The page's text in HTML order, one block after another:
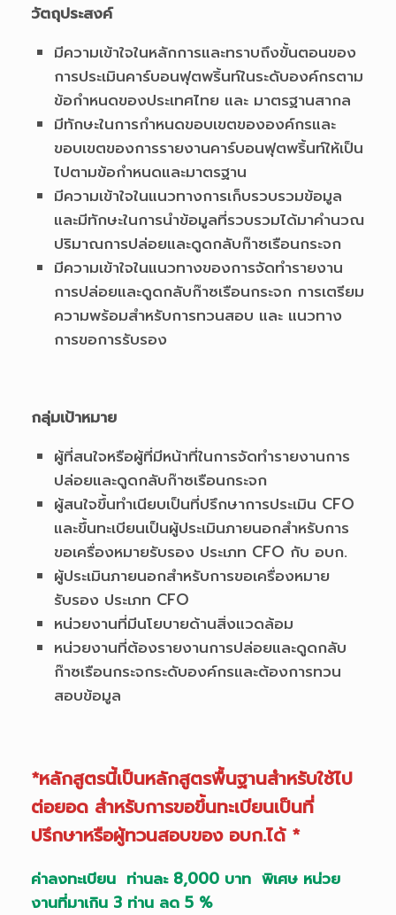
วัตถุประสงค์
มีความเข้าใจในหลักการและทราบถึงขั้นตอนของ
การประเมินคาร์บอนฟุตพริ้นท์ในระดับองค์กรตาม
ข้อกำหนดของประเทศไทย และ มาตรฐานสากล
มีทักษะในการกำหนดขอบเขตขององค์กรและ
ขอบเขตของการรายงานคาร์บอนฟุตพริ้นท์ให้เป็น
ไปตามข้อกำหนดและมาตรฐาน
มีความเข้าใจในแนวทางการเก็บรวบรวมข้อมูล
และมีทักษะในการนำข้อมูลที่รวบรวมได้มาคำนวณ
ปริมาณการปล่อยและดูดกลับก๊าซเรือนกระจก
มีความเข้าใจในแนวทางของการจัดทำรายงาน
การปล่อยและดูดกลับก๊าซเรือนกระจก การเตรียม
ความพร้อมสำหรับการทวนสอบ และ แนวทาง
การขอการรับรอง
กลุ่มเป้าหมาย
ผู้ที่สนใจหรือผู้ที่มีหน้าที่ในการจัดทำรายงานการ
ปล่อยและดูดกลับก๊าซเรือนกระจก
ผู้สนใจขึ้นทำเนียบเป็นที่ปรึกษาการประเมิน CFO
และขึ้นทะเบียนเป็นผู้ประเมินภายนอกสำหรับการ
ขอเครื่องหมายรับรอง ประเภท CFO กับ อบก.
ผู้ประเมินภายนอกสำหรับการขอเครื่องหมาย
รับรอง ประเภท CFO
หน่วยงานที่มีนโยบายด้านสิ่งแวดล้อม
หน่วยงานที่ต้องรายงานการปล่อยและดูดกลับ
ก๊าซเรือนกระจกระดับองค์กรและต้องการทวน
สอบข้อมูล
*หลักสูตรนี้เป็นหลักสูตรพื้นฐานสำหรับใช้ไป
ต่อยอด สำหรับการขอขึ้นทะเบียนเป็นที่
ปรึกษาหรือผู้ทวนสอบของ อบก.ได้ *
ค่าลงทะเบียน ท่านละ 8,000 บาท พิเศษ หน่วย
งานที่มาเกิน 3 ท่าน ลด 5 %